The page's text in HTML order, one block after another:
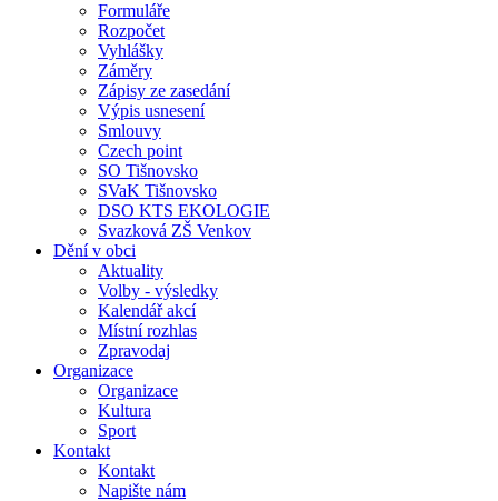
Formuláře
Rozpočet
Vyhlášky
Záměry
Zápisy ze zasedání
Výpis usnesení
Smlouvy
Czech point
SO Tišnovsko
SVaK Tišnovsko
DSO KTS EKOLOGIE
Svazková ZŠ Venkov
Dění v obci
Aktuality
Volby - výsledky
Kalendář akcí
Místní rozhlas
Zpravodaj
Organizace
Organizace
Kultura
Sport
Kontakt
Kontakt
Napište nám